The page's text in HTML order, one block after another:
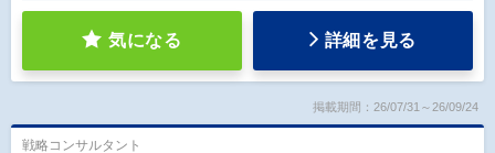
気になる 詳細を見る
掲載期間：26/07/31～26/09/24
戦略コンサルタント